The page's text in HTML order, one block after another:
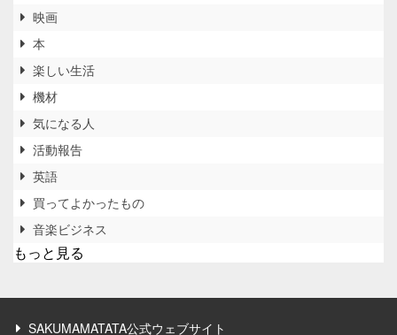
映画
本
楽しい生活
機材
気になる人
活動報告
英語
買ってよかったもの
音楽ビジネス
もっと見る
SAKUMAMATATA公式ウェブサイト